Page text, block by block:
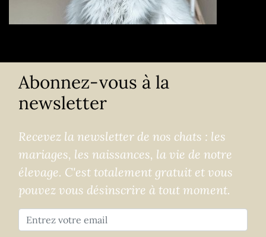
Abonnez-vous à la
newsletter
Recevez la newsletter de nos chats : les
mariages, les naissances, la vie de notre
élevage. C'est totalement gratuit et vous
pouvez vous désinscrire à tout moment.